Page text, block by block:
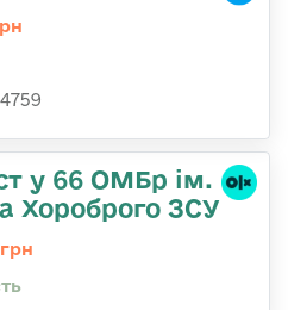
у 66 ОМБр ім.
Хороброго ЗСУ